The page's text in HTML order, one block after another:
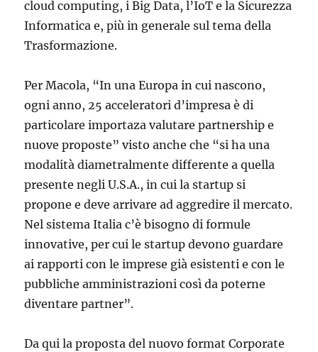
cloud computing, i Big Data, l’IoT e la Sicurezza
Informatica e, più in generale sul tema della
Trasformazione.
Per Macola, “In una Europa in cui nascono,
ogni anno, 25 acceleratori d’impresa è di
particolare importaza valutare partnership e
nuove proposte” visto anche che “si ha una
modalità diametralmente differente a quella
presente negli U.S.A., in cui la startup si
propone e deve arrivare ad aggredire il mercato.
Nel sistema Italia c’è bisogno di formule
innovative, per cui le startup devono guardare
ai rapporti con le imprese già esistenti e con le
pubbliche amministrazioni così da poterne
diventare partner”.
Da qui la proposta del nuovo format Corporate